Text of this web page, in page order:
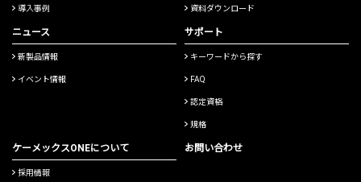
導入事例 資料ダウンロード
ニュース
新製品情報
イベント情報
サポート
キーワードから探す
FAQ
認定資格
規格
ケーメックスONEについて
採用情報
お問い合わせ